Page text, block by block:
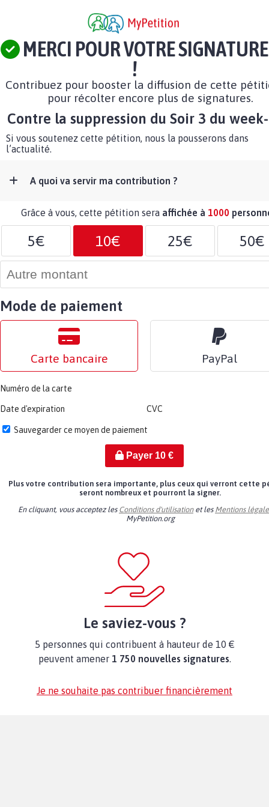
MERCI POUR VOTRE SIGNATURE
!
Contribuez pour booster la diffusion de cette
pour récolter encore plus de signatures.
Contre la suppression du Soir 3 du
Si vous soutenez cette pétition, nous la pousserons dans
l’actualité.
A quoi va servir ma contribution ?
Grâce à vous, cette pétition sera affichée à 1000
5€ 10€ 25€ 50€
Mode de paiement
Carte bancaire PayPal
Numéro de la carte
Date d'expiration CVC
Sauvegarder ce moyen de paiement
Payer 10€
Plus votre contribution sera importante, plus ceux qui verront cette
seront nombreux et pourront la signer.
En cliquant, vous acceptez les Conditions d'utilisationet les Mentions
MyPetition.org
Le saviez-vous ?
5 personnes qui contribuent à hauteur de 10 €
peuvent amener 1 750 nouvelles signatures.
Je ne souhaite pas contribuer financièrement